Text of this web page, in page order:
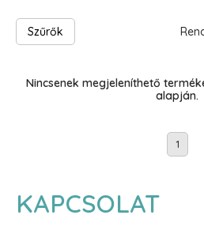
Szűrők
Nincsenek megjeleníthető
alapján.
1
KAPCSOLAT